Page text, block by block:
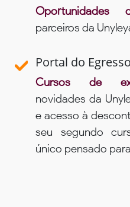
Oportunidades
parceiros da
Portal do Egresso
Cursos de
novidades da
e acesso à
seu segundo
único pensado